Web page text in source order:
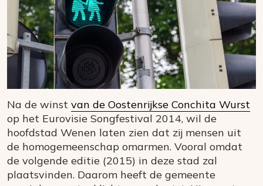
Na de winst van de Oostenrijkse Conchita Wurst
op het Eurovisie Songfestival 2014, wil de
hoofdstad Wenen laten zien dat zij mensen uit
de homogemeenschap omarmen. Vooral omdat
de volgende editie (2015) in deze stad zal
plaatsvinden. Daarom heeft de gemeente